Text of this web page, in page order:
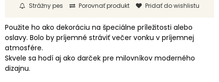
Strážny pes Porovnať produkt Pridať do wishlistu
Použite ho ako dekoráciu na špeciálne príležitosti alebo
oslavy. Bolo by príjemné stráviť večer vonku v príjemnej
atmosfére.
Skvele sa hodí aj ako darček pre milovníkov moderného
dizajnu.